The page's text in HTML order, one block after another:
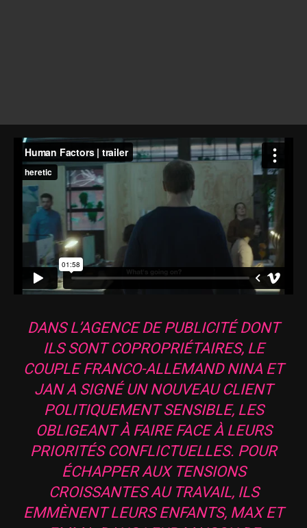
DANS L’AGENCE DE PUBLICITÉ DONT
ILS SONT COPROPRIÉTAIRES, LE
COUPLE FRANCO-ALLEMAND NINA ET
JAN A SIGNÉ UN NOUVEAU CLIENT
POLITIQUEMENT SENSIBLE, LES
OBLIGEANT À FAIRE FACE À LEURS
PRIORITÉS CONFLICTUELLES. POUR
ÉCHAPPER AUX TENSIONS
CROISSANTES AU TRAVAIL, ILS
EMMÈNENT LEURS ENFANTS, MAX ET